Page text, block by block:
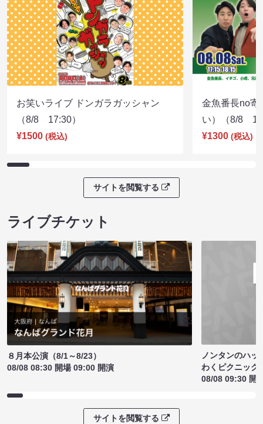
お笑いライブ ドンガラガッシャン
（8/8 17:30）
¥1500 (税込)
金魚番長no寄
い）（8/8
¥1300 (税込)
サイトを閲覧する
ライブチケット
８月本公演（8/1～8/23）
08/08 08:30 開場 09:00 開演
ノンタンのハッ
わくピクニック
08/08 09:30 開
サイトを閲覧する